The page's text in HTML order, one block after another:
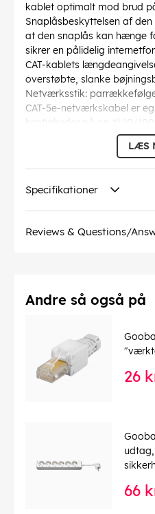
kablet optimalt mod brud
Snaplåsbeskyttelsen af
at den snaplås kan hænge
sikrer en pålidelig
CAT-kablets
overstøbte, slanke
Netværksstik:
CAT-5e-netværkskabel er
hastigheder på op til 10/
: 27/7 (stranded)
: 36.8 mm
Specifikation: CAT 5e
Afskærmning klasse
Forbindelser: EIA/TIA-568
Driftstemperatur op til: 60
Kabeltype: Rundkabel
Materiale kabelkappe : PVC
Tilslutning, afskærmning:
4040849686085
EAN:
LÆS
Specifikationer
Reviews & Questions/
Andre så også på
26
66